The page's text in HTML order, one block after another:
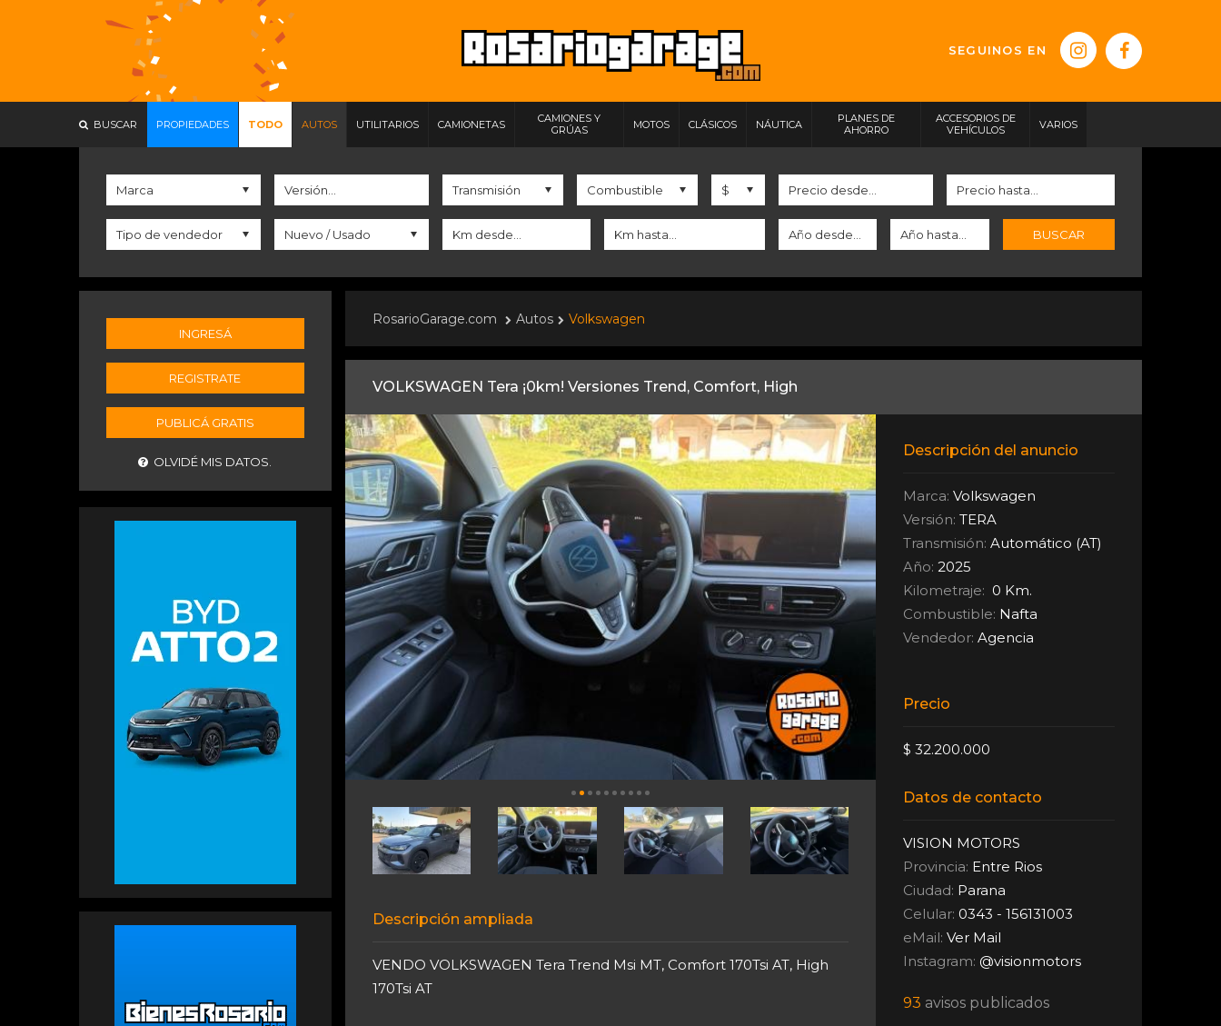
SEGUINOS EN
BUSCAR PROPIEDADES TODO AUTOS UTILITARIOS CAMIONETAS
CAMIONES Y
GRÚAS
MOTOS CLÁSICOS NÁUTICA
PLANES DE
AHORRO
ACCESORIOS DE
VEHÍCULOS
VARIOS
BUSCAR
INGRESÁ
REGISTRATE
PUBLICÁ GRATIS
OLVIDÉ MIS DATOS.
RosarioGarage.com Autos Volkswagen
VOLKSWAGEN Tera ¡0km! Versiones Trend, Comfort, High
Descripción ampliada
VENDO VOLKSWAGEN Tera Trend Msi MT, Comfort 170Tsi AT, High
170Tsi AT
Descripción del anuncio
Marca: Volkswagen
Versión: TERA
Transmisión: Automático (AT)
Año: 2025
Kilometraje: 0 Km.
Combustible: Nafta
Vendedor: Agencia
Precio
$ 32.200.000
Datos de contacto
VISION MOTORS
Provincia: Entre Rios
Ciudad: Parana
Celular: 0343 - 156131003
eMail:Ver Mail
Instagram: @visionmotors
93 avisos publicados